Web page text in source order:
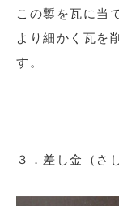
この鏨を瓦に当
より細かく瓦を
す。
３．差し金（さ